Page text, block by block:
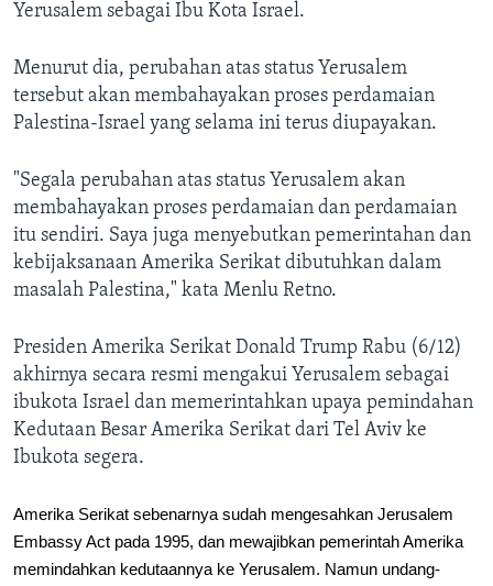
Yerusalem sebagai Ibu Kota Israel.
Menurut dia, perubahan atas status Yerusalem
tersebut akan membahayakan proses perdamaian
Palestina-Israel yang selama ini terus diupayakan.
"Segala perubahan atas status Yerusalem akan
membahayakan proses perdamaian dan perdamaian
itu sendiri. Saya juga menyebutkan pemerintahan dan
kebijaksanaan Amerika Serikat dibutuhkan dalam
masalah Palestina," kata Menlu Retno.
Presiden Amerika Serikat Donald Trump Rabu (6/12)
akhirnya secara resmi mengakui Yerusalem sebagai
ibukota Israel dan memerintahkan upaya pemindahan
Kedutaan Besar Amerika Serikat dari Tel Aviv ke
Ibukota segera.
Amerika Serikat sebenarnya sudah mengesahkan Jerusalem
Embassy Act pada 1995, dan mewajibkan pemerintah Amerika
memindahkan kedutaannya ke Yerusalem. Namun undang-